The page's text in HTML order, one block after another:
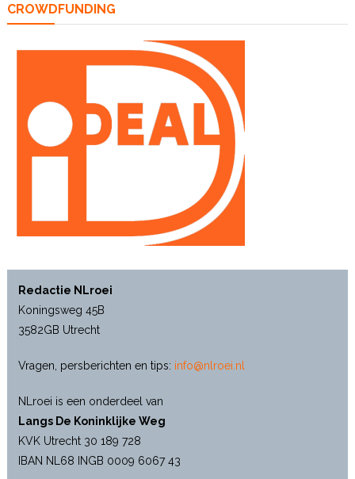
CROWDFUNDING
Redactie NLroei
Koningsweg 45B
3582GB Utrecht
Vragen, persberichten en tips: info@nlroei.nl
NLroei is een onderdeel van
Langs De Koninklijke Weg
KVK Utrecht 30 189 728
IBAN NL68 INGB 0009 6067 43